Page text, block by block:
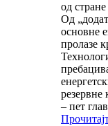
од
Од
основне
пролазе
резервне
– пет